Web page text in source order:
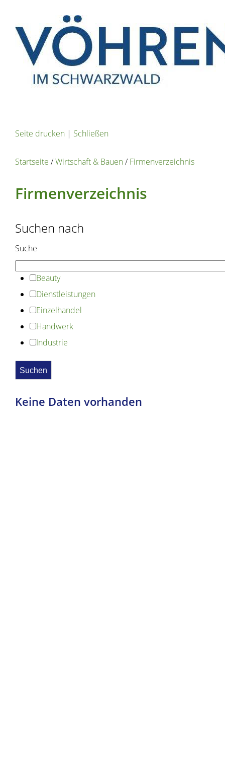
Seite drucken | Schließen
Startseite /Wirtschaft & Bauen/Firmenverzeichnis
Firmenverzeichnis
Suchen nach
Suche
Beauty
Dienstleistungen
Einzelhandel
Handwerk
Industrie
Keine Daten vorhanden